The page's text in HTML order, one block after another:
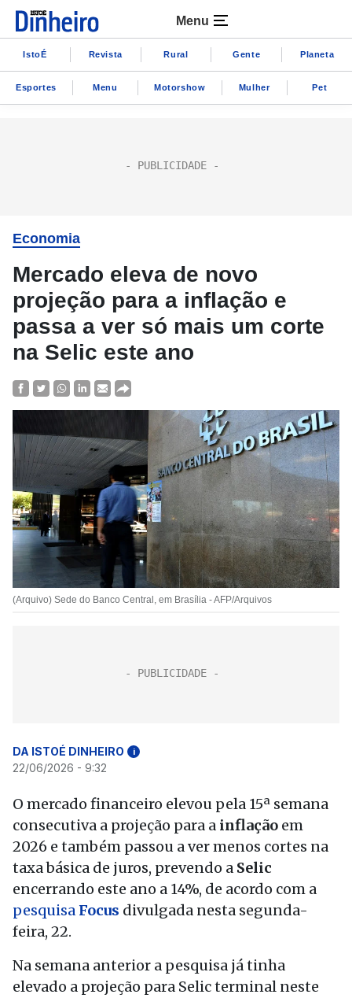
Menu
IstoÉ Revista Rural Gente Planeta
Esportes Menu Motorshow Mulher Pet
Economia
Mercado eleva de novo
projeção para a inflação e
passa a ver só mais um corte
na Selic este ano
(Arquivo) Sede do Banco Central, em Brasília - AFP/Arquivos
DA ISTOÉ DINHEIRO i
22/06/2026 - 9:32
O mercado financeiro elevou pela 15ª semana
consecutiva a projeção para a inflação em
2026 e também passou a ver menos cortes na
taxa básica de juros, prevendo a Selic
encerrando este ano a 14%, de acordo com a
pesquisa Focus divulgada nesta segunda-
feira, 22.
Na semana anterior a pesquisa já tinha
elevado a projeção para Selic terminal neste